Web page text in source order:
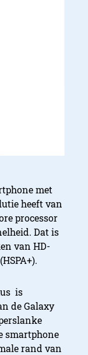
met
heeft van
processor
Dat is
van HD-
is
de Galaxy
smartphone
rand van